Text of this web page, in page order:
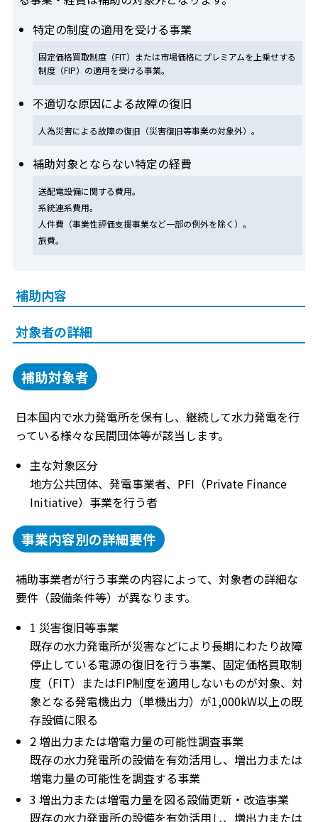
特定の制度の適用を受ける事業
固定価格買取制度（FIT）または市場価格にプレミアムを上乗せする
制度（FIP）の適用を受ける事業。
不適切な原因による故障の復旧
人為災害による故障の復旧（災害復旧等事業の対象外）。
補助対象とならない特定の経費
送配電設備に関する費用。
系統連系費用。
人件費（事業性評価支援事業など一部の例外を除く）。
旅費。
補助内容
対象者の詳細
補助対象者
日本国内で水力発電所を保有し、継続して水力発電を行
っている様々な民間団体等が該当します。
主な対象区分
地方公共団体、発電事業者、PFI（Private Finance
Initiative）事業を行う者
事業内容別の詳細要件
補助事業者が行う事業の内容によって、対象者の詳細な
要件（設備条件等）が異なります。
1 災害復旧等事業
既存の水力発電所が災害などにより長期にわたり故障
停止している電源の復旧を行う事業、固定価格買取制
度（FIT）またはFIP制度を適用しないものが対象、対
象となる発電機出力（単機出力）が1,000kW以上の既
存設備に限る
2 増出力または増電力量の可能性調査事業
既存の水力発電所の設備を有効活用し、増出力または
増電力量の可能性を調査する事業
3 増出力または増電力量を図る設備更新・改造事業
既存の水力発電所の設備を有効活用し、増出力または